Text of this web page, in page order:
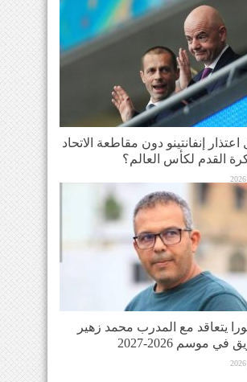
إنفانتينو دون مقاطعة الاتحاد
القدم لكأس العالم؟
يتعاقد مع المدرب محمد زهير
موسم 2026-2027